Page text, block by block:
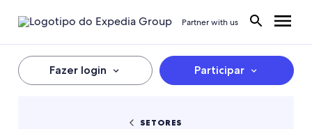
Partner with us
Fazer login Participar
SETORES